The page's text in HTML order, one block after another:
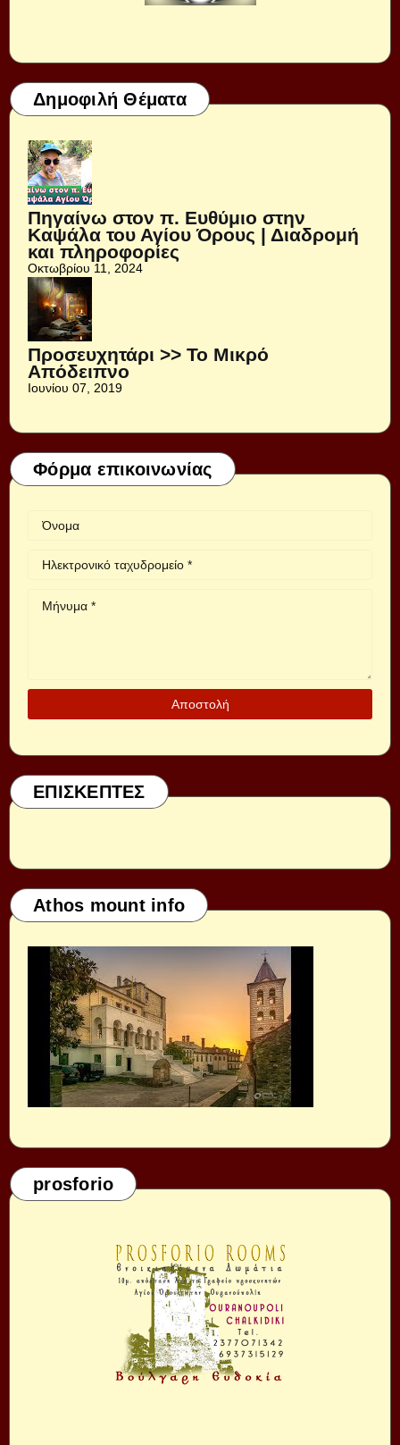
Δημοφιλή Θέματα
Πηγαίνω στον π. Ευθύμιο στην
Καψάλα του Αγίου Όρους | Διαδρομή
και πληροφορίες
Οκτωβρίου 11, 2024
Προσευχητάρι >> Το Μικρό
Απόδειπνο
Ιουνίου 07, 2019
Φόρμα επικοινωνίας
ΕΠΙΣΚΕΠΤΕΣ
Athos mount info
prosforio